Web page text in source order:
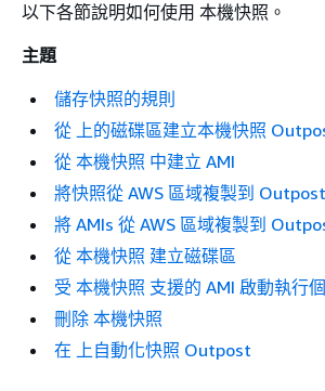
以下各節說明如何使用 本機快照。
主題
儲存快照的規則
從 上的磁碟區建立本機快照
從 本機快照 中建立 AMI
將快照從 AWS 區域複製到 Outpost
將 AMIs 從 AWS 區域複製到
從 本機快照 建立磁碟區
受 本機快照 支援的 AMI 啟動執行
刪除 本機快照
在 上自動化快照 Outpost